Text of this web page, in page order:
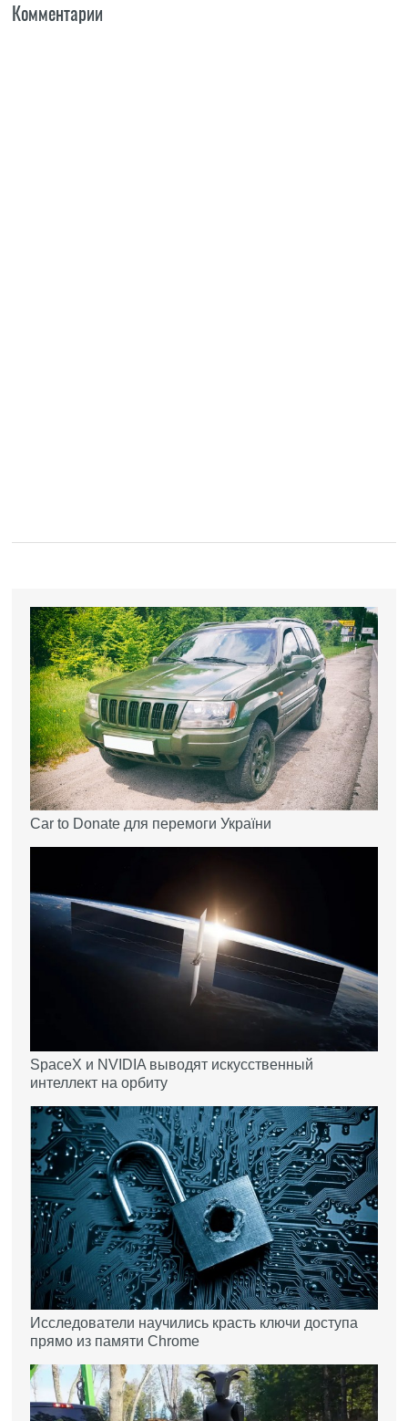
Комментарии
Car to Donate для перемоги України
SpaceX и NVIDIA выводят искусственный
интеллект на орбиту
Исследователи научились красть ключи доступа
прямо из памяти Chrome